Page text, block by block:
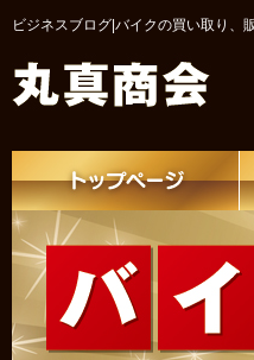
ビジネスブログ|バイクの買い取り、